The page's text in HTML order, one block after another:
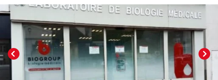
Previous
Next
Click to View in Slide Show